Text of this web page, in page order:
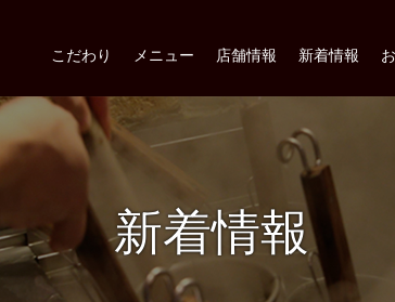
こだわり メニュー 店舗情報 新着情報
新着情報